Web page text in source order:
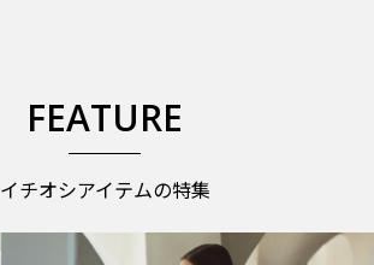
FEATURE
イチオシアイテムの特集